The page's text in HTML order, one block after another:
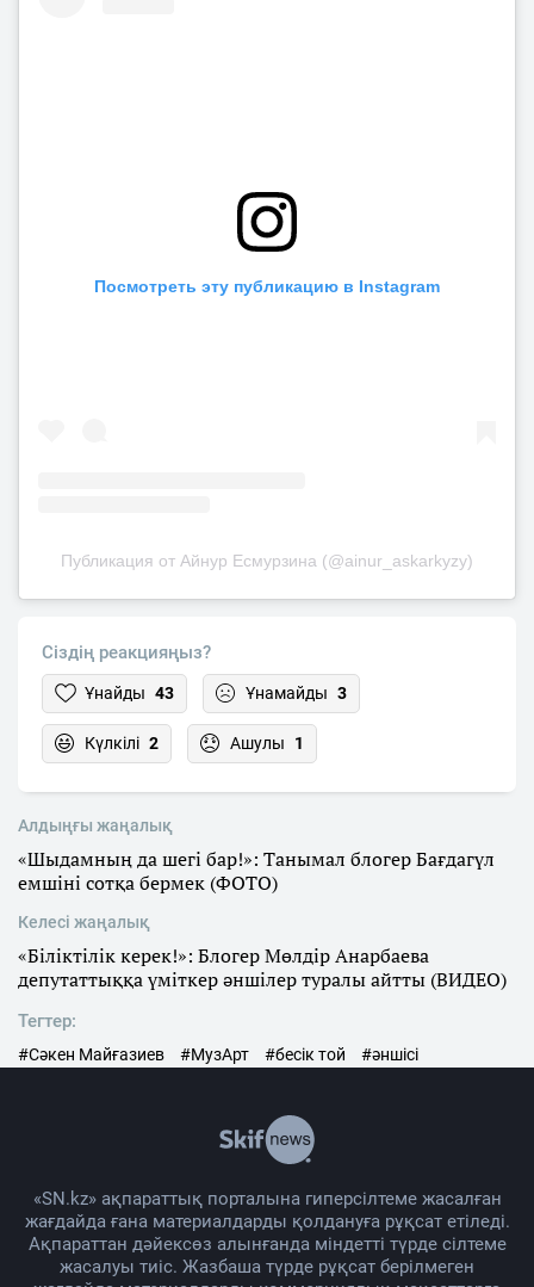
Посмотреть эту публикацию в Instagram
Публикация от Айнур Есмурзина (@ainur_askarkyzy)
Сіздің реакцияңыз?
Ұнайды 43 Ұнамайды 3
Күлкілі 2 Ашулы 1
Алдыңғы жаңалық
«Шыдамның да шегі бар!»: Танымал блогер Бағдагүл
емшіні сотқа бермек (ФОТО)
Келесі жаңалық
«Біліктілік керек!»: Блогер Мөлдір Анарбаева
депутаттыққа үміткер әншілер туралы айтты (ВИДЕО)
Тегтер:
#Сәкен Майғазиев #МузАрт #бесік той #әншісі
«SN.kz» ақпараттық порталына гиперсілтеме жасалған
жағдайда ғана материалдарды қолдануға рұқсат етіледі.
Ақпараттан дәйексөз алынғанда міндетті түрде сілтеме
жасалуы тиіс. Жазбаша түрде рұқсат берілмеген